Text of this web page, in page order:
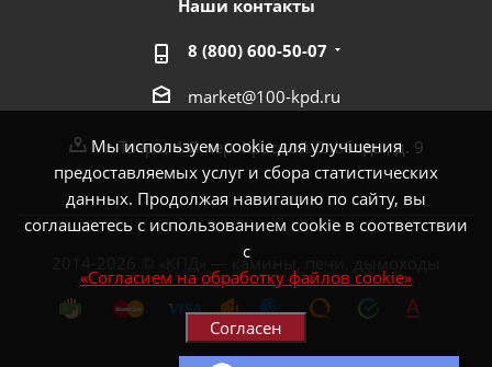
Мы используем cookie для улучшения
предоставляемых услуг и сбора статистических
данных. Продолжая навигацию по сайту, вы
соглашаетесь с использованием cookie в соответствии
с
«Согласием на обработку файлов cookie»
Согласен
Наши контакты
8 (800) 600-50-07
market@100-kpd.ru
г. Тверь, 4-й пер. Красной Слободы, д. 9
2014-2026 © «КПД» — камины, печи, дымоходы